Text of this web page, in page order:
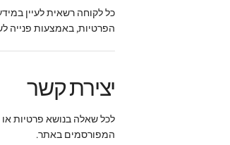
כל לקוחה רשאית לעיין
הפרטיות, באמצעות פנייה
יצירת קשר
לכל שאלה בנושא פרטיות
המפורסמים באתר.